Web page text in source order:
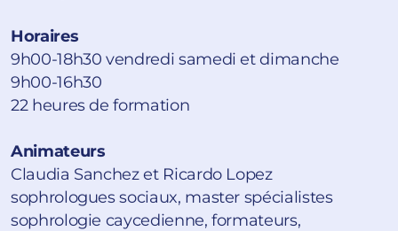
Horaires
9h00-18h30 vendredi samedi et dimanche
9h00-16h30
22 heures de formation
Animateurs
Claudia Sanchez et Ricardo Lopez
sophrologues sociaux, master spécialistes
sophrologie caycedienne, formateurs,